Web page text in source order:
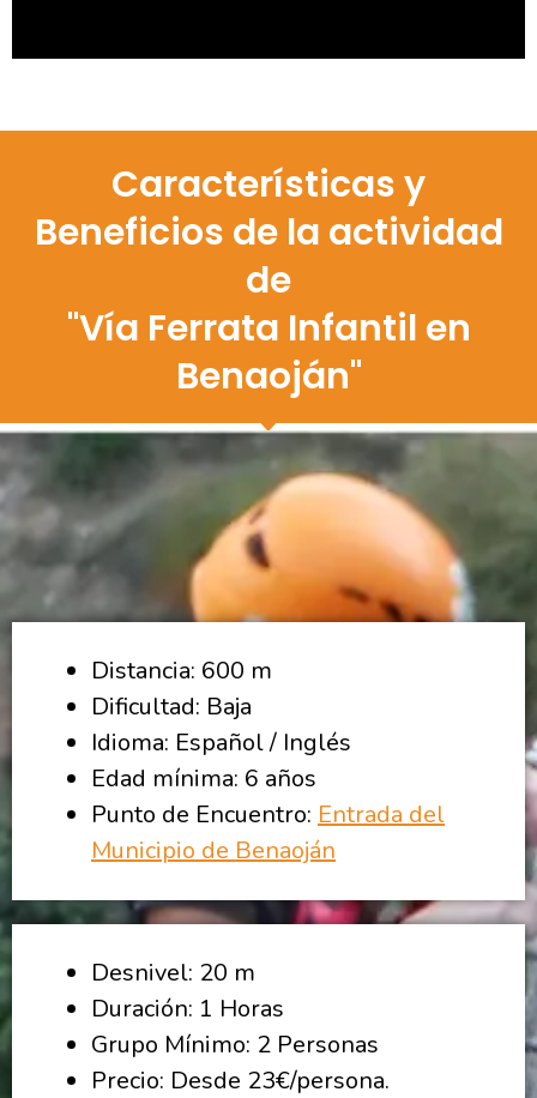
Características y
Beneficios de la actividad
de
"Vía Ferrata Infantil en
Benaoján"
Distancia: 600 m
Dificultad: Baja
Idioma: Español / Inglés
Edad mínima: 6 años
Punto de Encuentro: Entrada del
Municipio de Benaoján
Desnivel: 20 m
Duración: 1 Horas
Grupo Mínimo: 2 Personas
Precio: Desde 23€/persona.